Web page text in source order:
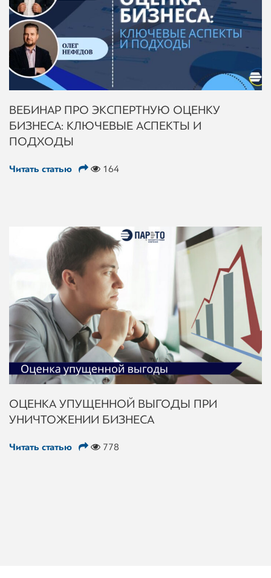
ВЕБИНАР ПРО ЭКСПЕРТНУЮ ОЦЕНКУ
БИЗНЕСА: КЛЮЧЕВЫЕ АСПЕКТЫ И
ПОДХОДЫ
Читать статью 164
ОЦЕНКА УПУЩЕННОЙ ВЫГОДЫ ПРИ
УНИЧТОЖЕНИИ БИЗНЕСА
Читать статью 778